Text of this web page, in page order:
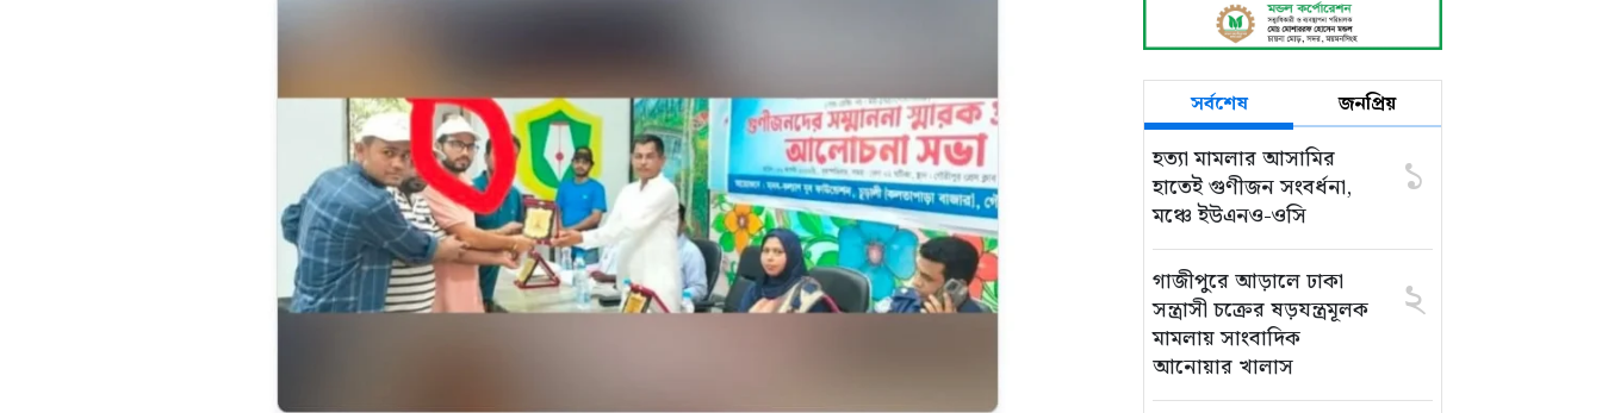
সর্বশেষ জনপ্রিয়
হত্যা মামলার আসামির
হাতেই গুণীজন সংবর্ধনা,
মঞ্চে ইউএনও-ওসি
১
গাজীপুরে আড়ালে ঢাকা
সন্ত্রাসী চক্রের ষড়যন্ত্রমূলক
মামলায় সাংবাদিক
আনোয়ার খালাস
২